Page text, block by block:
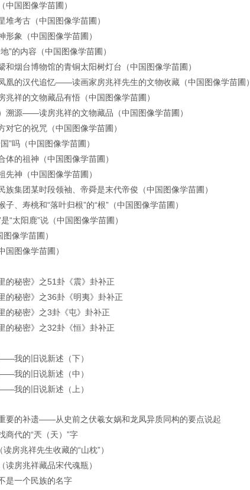
（中国图像学苗圃）
堆考古 （中国图像学苗圃）
形象
（中国图像学苗圃）
”的内容 （中国图像学苗圃）
和烟台博物馆的青铜太阳树灯台 （中国图像学苗圃）
凰的汉代追忆——读画家房兆祥先生的文物收藏 （中国图像学苗圃）
祥的文物藏品有悟 （中国图像学苗圃）
溯源——读房兆祥的文物藏品（中国图像学苗圃）
对它的祝咒 （中国图像学苗圃）
”吗 （中国图像学苗圃）
体的祖神 （中国图像学苗圃）
先神 （中国图像学苗圃）
族集团某时段领袖、帝舜是末代帝俊 （中国图像学苗圃）
子、寿桃和“落叶归根”的“根”（中国图像学苗圃）
“太阳鹿”说 （中国图像学苗圃）
像学苗圃）
国图像学苗圃）
的秘密》之51卦《震》卦补正
的秘密》之36卦《明夷》卦补正
的秘密》之3卦《屯》卦补正
的秘密》之32卦《恒》卦补正
我的旧说新述（下）
我的旧说新述（中）
我的旧说新述（上）
要的补遗——从史前之伏羲女娲和龙凤异质同构的要点说起
商代的“兲（天）”字
房兆祥先生收藏的“山枕”）
读房兆祥藏品宋代魂瓶）
一个民族的名字